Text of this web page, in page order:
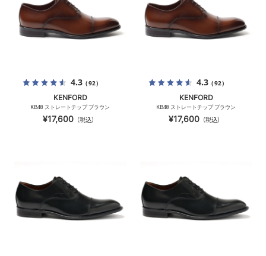
4.3（92）
KENFORD
KB48 ストレートチップ ブラウン
¥17,600 （税込）
4.3（92）
KENFORD
KB48 ストレートチップ ブラウン
¥17,600 （税込）